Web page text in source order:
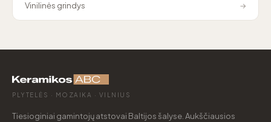
Vinilinės grindys →
PLYTELĖS · MOZAIKA · VILNIUS
Tiesioginiai gamintojų atstovai Baltijos šalyse. Aukščiausios